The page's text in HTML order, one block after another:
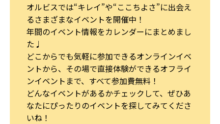
オルビスでは“キレイ”や“ここちよさ”に出会え
るさまざまなイベントを開催中！
年間のイベント情報をカレンダーにまとめまし
た♩
どこからでも気軽に参加できるオンラインイベ
ントから、その場で直接体験ができるオフライ
ンイベントまで、すべて参加費無料！
どんなイベントがあるかチェックして、ぜひあ
なたにぴったりのイベントを探してみてくださ
いね！